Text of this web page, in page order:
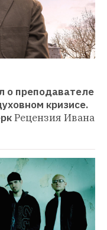
о преподавателе
кризисе.
Рецензия Ивана